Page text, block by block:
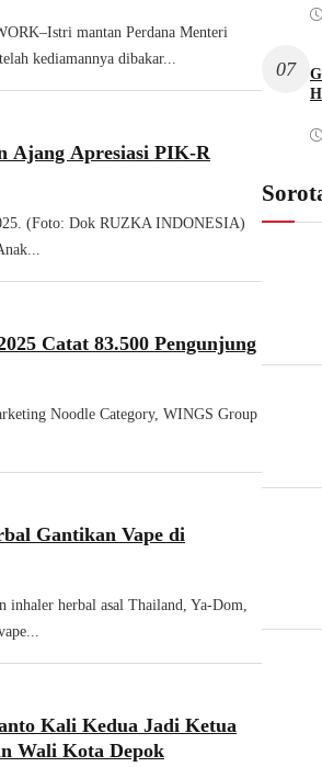
mantan Perdana Menteri
kediamannya dibakar...
Ajang Apresiasi PIK-R
(Foto: Dok RUZKA INDONESIA)
Catat 83.500 Pengunjung
Noodle Category, WINGS Group
Gantikan Vape di
inhaler herbal asal Thailand, Ya-Dom,
Kali Kedua Jadi Ketua
Wali Kota Depok
07